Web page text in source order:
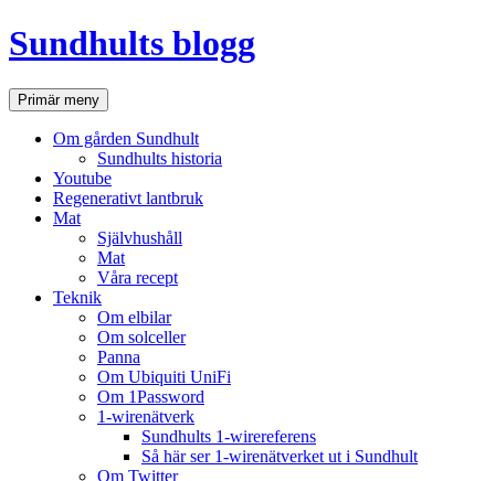
Hoppa
till
Sundhults blogg
SökPrimär meny
Om gården Sundhult
Sundhults historia
Youtube
Regenerativt lantbruk
Mat
Självhushåll
Mat
Våra recept
Teknik
Om elbilar
Om solceller
Panna
Om Ubiquiti UniFi
Om 1Password
1-wirenätverk
Sundhults 1-wirereferens
Så här ser 1-wirenätverket ut i Sundhult
Om Twitter